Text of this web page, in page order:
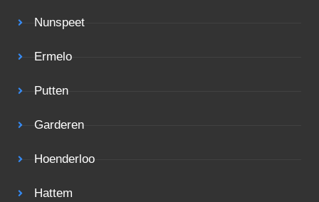
Nunspeet
Ermelo
Putten
Garderen
Hoenderloo
Hattem